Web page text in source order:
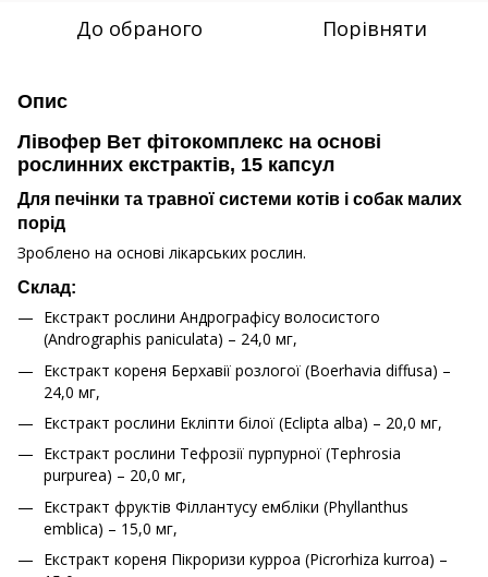
До обраного Порівняти
Опис
Лівофер Вет фітокомплекс на основі
рослинних екстрактів, 15 капсул
Для печінки та травної системи котів і собак малих
порід
Зроблено на основі лікарських рослин.
Склад:
Екстракт рослини Андрографісу волосистого
(Andrographis paniculata) – 24,0 мг,
Екстракт кореня Берхавії розлогої (Boerhavia diffusa) –
24,0 мг,
Екстракт рослини Екліпти білої (Eclipta alba) – 20,0 мг,
Екстракт рослини Тефрозії пурпурної (Tephrosia
purpurea) – 20,0 мг,
Екстракт фруктів Філлантусу ембліки (Phyllanthus
emblica) – 15,0 мг,
Екстракт кореня Пікроризи курроа (Picrorhiza kurroa) –